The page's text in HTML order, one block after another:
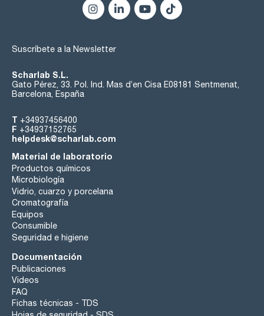
Suscríbete a la Newsletter
Scharlab S.L.
Gato Pérez, 33. Pol. Ind. Mas d’en Cisa E08181 Sentmenat,
Barcelona, España
T +34937456400
F +34937152765
helpdesk@scharlab.com
Material de laboratorio
Productos químicos
Microbiología
Vidrio, cuarzo y porcelana
Cromatografía
Equipos
Consumible
Seguridad e higiene
Documentación
Publicaciones
Videos
FAQ
Fichas técnicas - TDS